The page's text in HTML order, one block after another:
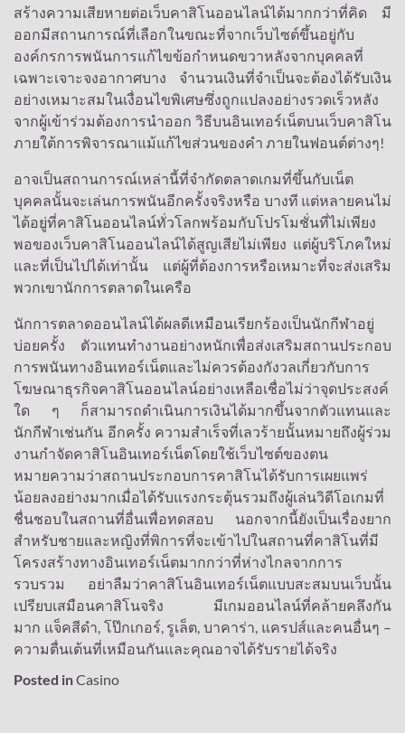
สร้างความเสียหายต่อเว็บคาสิโนออนไลน์ได้มากกว่าที่คิด มี
ออกมีสถานการณ์ที่เลือกในขณะที่จากเว็บไซต์ขึ้นอยู่กับ
องค์กรการพนันการแก้ไขข้อกำหนดขวาหลังจากบุคคลที่
เฉพาะเจาะจงอากาศบาง จำนวนเงินที่จำเป็นจะต้องได้รับเงิน
อย่างเหมาะสมในเงื่อนไขพิเศษซึ่งถูกแปลงอย่างรวดเร็วหลัง
จากผู้เข้าร่วมต้องการนำออก วิธีบนอินเทอร์เน็ตบนเว็บคาสิโน
ภายใต้การพิจารณาแม้แก้ไขส่วนของคำ ภายในฟอนต์ต่างๆ!
อาจเป็นสถานการณ์เหล่านี้ที่จำกัดตลาดเกมที่ขึ้นกับเน็ต
บุคคลนั้นจะเล่นการพนันอีกครั้งจริงหรือ บางที แต่หลายคนไม่
ได้อยู่ที่คาสิโนออนไลน์ทั่วโลกพร้อมกับโปรโมชั่นที่ไม่เพียง
พอของเว็บคาสิโนออนไลน์ได้สูญเสียไม่เพียง แต่ผู้บริโภคใหม่
และที่เป็นไปได้เท่านั้น แต่ผู้ที่ต้องการหรือเหมาะที่จะส่งเสริม
พวกเขานักการตลาดในเครือ
นักการตลาดออนไลน์ได้ผลดีเหมือนเรียกร้องเป็นนักกีฬาอยู่
บ่อยครั้ง ตัวแทนทำงานอย่างหนักเพื่อส่งเสริมสถานประกอบ
การพนันทางอินเทอร์เน็ตและไม่ควรต้องกังวลเกี่ยวกับการ
โฆษณาธุรกิจคาสิโนออนไลน์อย่างเหลือเชื่อไม่ว่าจุดประสงค์
ใด ๆ ก็สามารถดำเนินการเงินได้มากขึ้นจากตัวแทนและ
นักกีฬาเช่นกัน อีกครั้ง ความสำเร็จที่เลวร้ายนั้นหมายถึงผู้ร่วม
งานกำจัดคาสิโนอินเทอร์เน็ตโดยใช้เว็บไซต์ของตน
หมายความว่าสถานประกอบการคาสิโนได้รับการเผยแพร่
น้อยลงอย่างมากเมื่อได้รับแรงกระตุ้นรวมถึงผู้เล่นวิดีโอเกมที่
ชื่นชอบในสถานที่อื่นเพื่อทดสอบ นอกจากนี้ยังเป็นเรื่องยาก
สำหรับชายและหญิงที่พิการที่จะเข้าไปในสถานที่คาสิโนที่มี
โครงสร้างทางอินเทอร์เน็ตมากกว่าที่ห่างไกลจากการ
รวบรวม อย่าลืมว่าคาสิโนอินเทอร์เน็ตแบบสะสมบนเว็บนั้น
เปรียบเสมือนคาสิโนจริง มีเกมออนไลน์ที่คล้ายคลึงกัน
มาก แจ็คสีดำ, โป๊กเกอร์, รูเล็ต, บาคาร่า, แครปส์และคนอื่นๆ –
ความตื่นเต้นที่เหมือนกันและคุณอาจได้รับรายได้จริง
Posted inCasino